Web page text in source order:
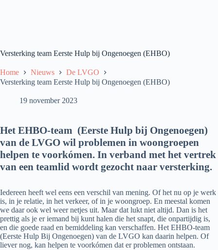
Versterking team Eerste Hulp bij Ongenoegen (EHBO)
Home Nieuws
De LVGO
Versterking team Eerste Hulp bij Ongenoegen (EHBO)
19 november 2023
Het EHBO-team (Eerste Hulp bij Ongenoegen)
van de LVGO wil problemen in woongroepen
helpen te voorkómen. In verband met het vertrek
van een teamlid wordt gezocht naar versterking.
Iedereen heeft wel eens een verschil van mening. Of het nu op je werk
is, in je relatie, in het verkeer, of in je woongroep. En meestal komen
we daar ook wel weer netjes uit. Maar dat lukt niet altijd. Dan is het
prettig als je er iemand bij kunt halen die het snapt, die onpartijdig is,
en die goede raad en bemiddeling kan verschaffen. Het EHBO-team
(Eerste Hulp Bij Ongenoegen) van de LVGO kan daarin helpen. Of
liever nog, kan helpen te voorkómen dat er problemen ontstaan.